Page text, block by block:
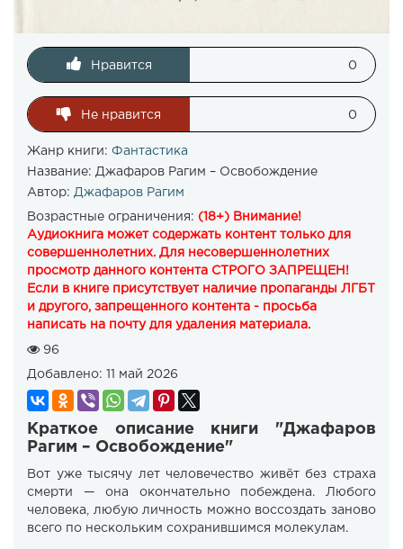
Нравится 0
Не нравится 0
Жанр книги: Фантастика
Название: Джафаров Рагим – Освобождение
Автор: Джафаров Рагим
Возрастные ограничения: (18+) Внимание!
Аудиокнига может содержать контент только для
совершеннолетних. Для несовершеннолетних
просмотр данного контента СТРОГО ЗАПРЕЩЕН!
Если в книге присутствует наличие пропаганды ЛГБТ
и другого, запрещенного контента - просьба
написать на почту для удаления материала.
96
Добавлено: 11 май 2026
Краткое описание книги "Джафаров
Рагим – Освобождение"
Вот уже тысячу лет человечество живёт без страха
смерти — она окончательно побеждена. Любого
человека, любую личность можно воссоздать заново
всего по нескольким сохранившимся молекулам.